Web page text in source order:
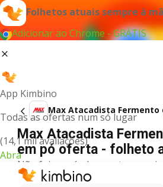
Folhetos atuais sempre à
Adicionar ao Chrome - GRÁTIS
App Kimbino
Todas as ofertas num só lugar
(14,1 mil avaliações)
Abra
Max Atacadista Fermento
Max Atacadista
em pó oferta - folheto
Não foi possível encontrar
para este termo.